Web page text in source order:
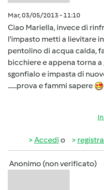
Mar, 03/05/2013 - 11:10
Ciao Mariella, invece di
l'impasto metti a lievitare
pentolino di acqua calda,
bicchiere e appena torna
sgonfialo e impasta di
......prova e fammi sapere
Accedi o
Anonimo (non verificato)